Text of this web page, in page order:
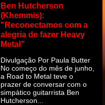
Ben Hutcherson
(Khemmis):
"Reconectamos com a
alegria de fazer Heavy
Metal”
Divulgação Por Paula Butter
No começo do mês de junho,
a Road to Metal teve o
prazer de conversar com o
simpático guitarrista Ben
Hutcherson...